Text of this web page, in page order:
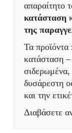
απαραίτητο
κατάσταση
της
Τα προϊόντα
κατάσταση
δυσάρεστη
και την
Διαβάσετε